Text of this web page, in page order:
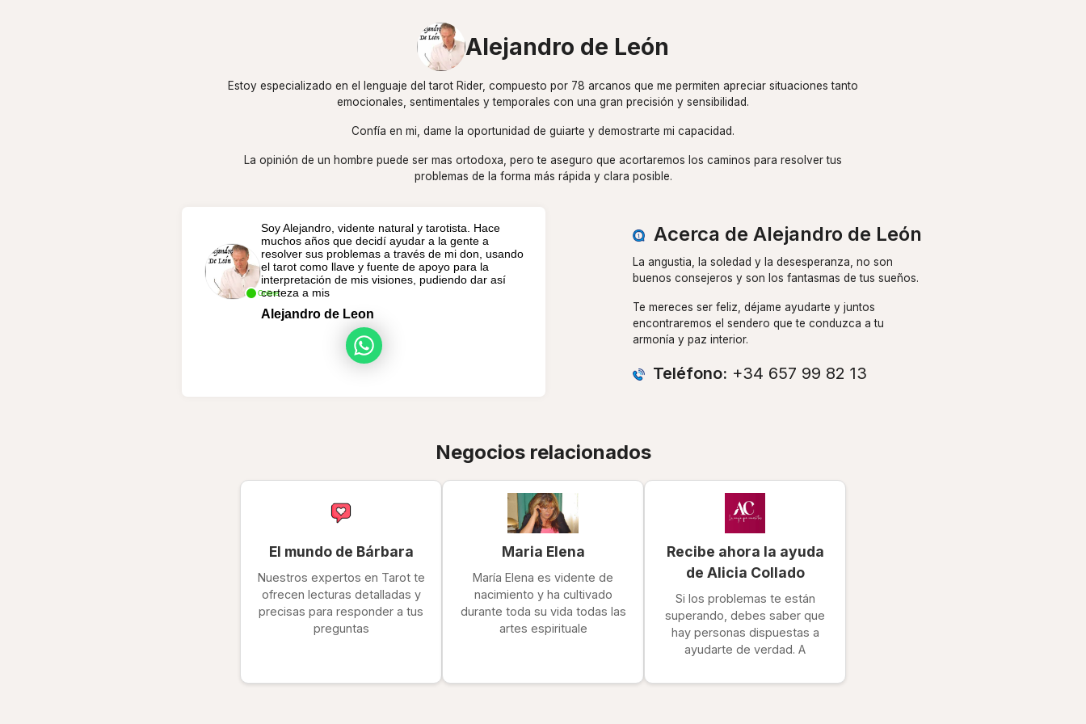
Alejandro de León
Estoy especializado en el lenguaje del tarot Rider, compuesto por 78 arcanos que me permiten apreciar situaciones tanto
emocionales, sentimentales y temporales con una gran precisión y sensibilidad.
Confía en mi, dame la oportunidad de guiarte y demostrarte mi capacidad.
La opinión de un hombre puede ser mas ortodoxa, pero te aseguro que acortaremos los caminos para resolver tus
problemas de la forma más rápida y clara posible.
Online
Soy Alejandro, vidente natural y tarotista. Hace
muchos años que decidí ayudar a la gente a
resolver sus problemas a través de mi don, usando
el tarot como llave y fuente de apoyo para la
interpretación de mis visiones, pudiendo dar así
certeza a mis
Alejandro de Leon
Acerca de Alejandro de León
La angustia, la soledad y la desesperanza, no son
buenos consejeros y son los fantasmas de tus sueños.
Te mereces ser feliz, déjame ayudarte y juntos
encontraremos el sendero que te conduzca a tu
armonía y paz interior.
Teléfono: +34 657 99 82 13
Negocios relacionados
El mundo de Bárbara
Nuestros expertos en Tarot te
ofrecen lecturas detalladas y
precisas para responder a tus
preguntas
Maria Elena
María Elena es vidente de
nacimiento y ha cultivado
durante toda su vida todas las
artes espirituale
Recibe ahora la ayuda
de Alicia Collado
Si los problemas te están
superando, debes saber que
hay personas dispuestas a
ayudarte de verdad. A